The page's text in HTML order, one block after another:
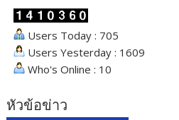
Users Today : 705
Users Yesterday : 1609
Who's Online : 10
หัวข้อข่าว